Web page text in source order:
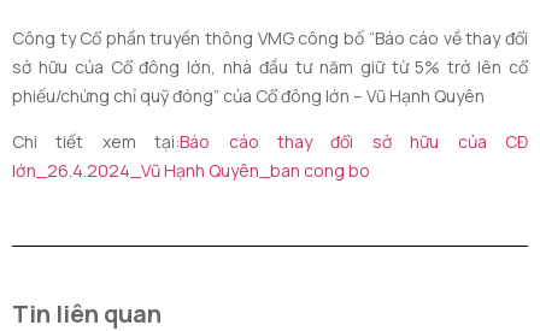
Công ty Cổ phần truyền thông VMG công bố “Báo cáo về thay đổi
sở hữu của Cổ đông lớn, nhà đầu tư năm giữ từ 5% trở lên cổ
phiếu/chứng chỉ quỹ đóng” của Cổ đông lớn – Vũ Hạnh Quyên
Chi tiết xem tại:Báo cáo thay đổi sở hữu của CĐ
lớn_26.4.2024_Vũ Hạnh Quyên_ban cong bo
Tin liên quan